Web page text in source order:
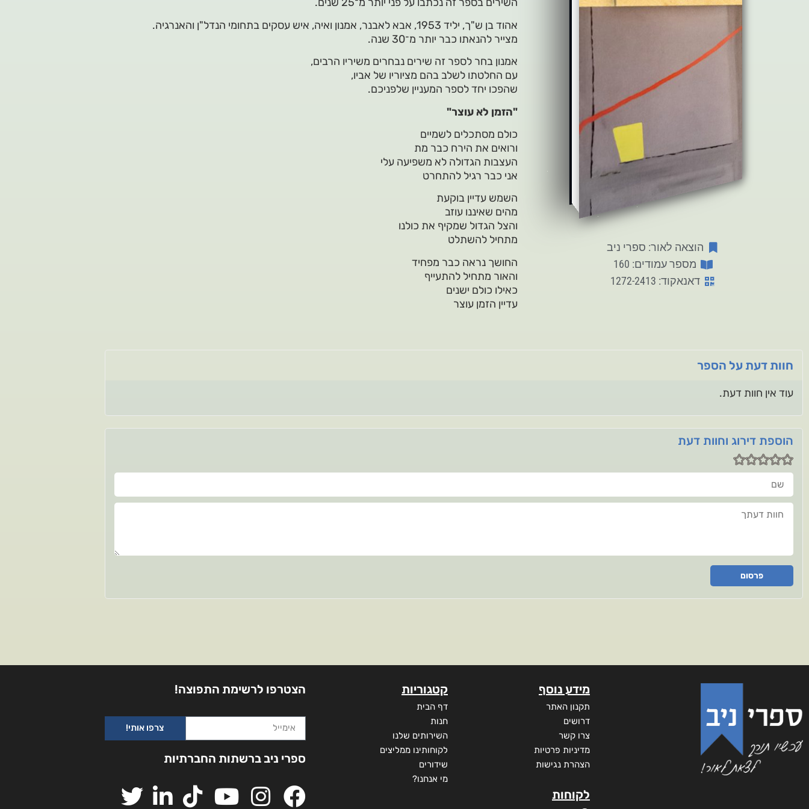
הוצאה לאור: ספרי ניב
מספר עמודים: 160
דאנאקוד: 1272-2413
אהוד בן ש"ך, יליד 1953, אבא לאבנר, אמנון ואיה, איש עסקים בתחומי הנדל"ן והאנרגיה.
מצייר להנאתו כבר יותר מ־30 שנה.
אמנון בחר לספר זה שירים נבחרים משיריו הרבים,
עם החלטתו לשלב בהם מציוריו של אביו,
שהפכו יחד לספר המעניין שלפניכם.
"הזמן לא עוצר"
כולם מסתכלים לשמיים
ורואים את הירח כבר מת
העצבות הגדולה לא משפיעה עלי
אני כבר רגיל להתחרט
השמש עדיין בוקעת
מהים שאיננו עוזב
והצל הגדול שמקיף את כולנו
מתחיל להשתלט
החושך נראה כבר מפחיד
והאור מתחיל להתעייף
כאילו כולם ישנים
עדיין הזמן עוצר
חוות דעת על הספר
עוד אין חוות דעת.
הוספת דירוג וחוות דעת
שם
חוות דעתך
פרסום
מידע נוסף
תקנון האתר
דרושים
צרו קשר
מדיניות פרטיות
הצהרת נגישות
לקוחות
קטגוריות
דף הבית
חנות
השירותים שלנו
לקוחותינו ממליצים
שידורים
מי אנחנו?
הצטרפו לרשימת התפוצה!
צרפו אותי!
ספרי ניב ברשתות החברתיות